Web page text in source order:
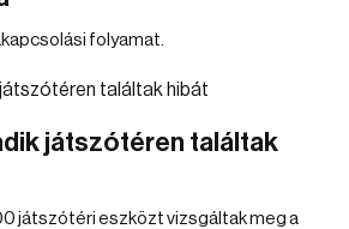
folyamat.
játszótéren találtak
játszótéri eszközt vizsgáltak meg a